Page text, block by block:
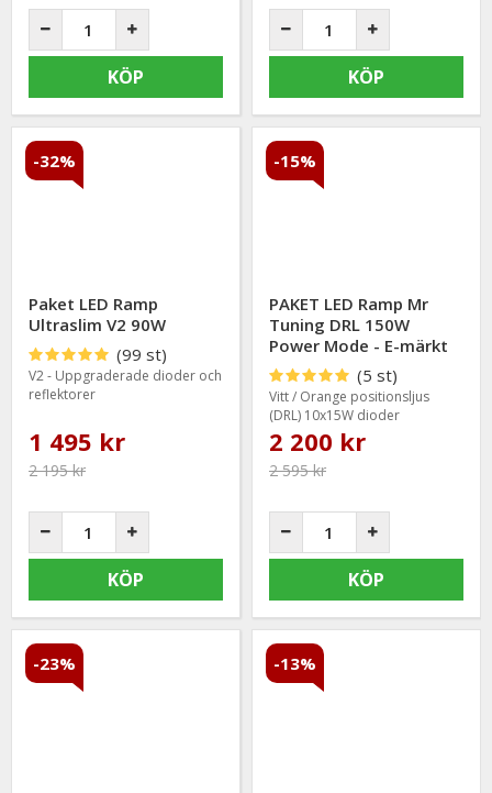
KÖP KÖP
-32%
Paket LED Ramp
Ultraslim V2 90W
(99 st)
V2 - Uppgraderade dioder och
reflektorer
1 495 kr
2 195 kr
KÖP
-15%
PAKET LED Ramp Mr
Tuning DRL 150W
Power Mode - E-märkt
(5 st)
Vitt / Orange positionsljus
(DRL) 10x15W dioder
2 200 kr
2 595 kr
KÖP
-23% -13%